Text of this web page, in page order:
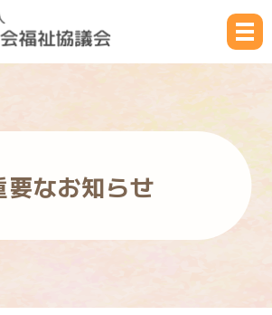
要なお知らせ